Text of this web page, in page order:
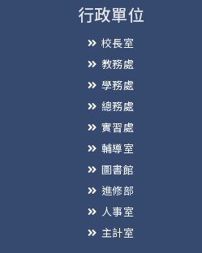
行政單位
校長室
教務處
學務處
總務處
實習處
輔導室
圖書館
進修部
人事室
主計室